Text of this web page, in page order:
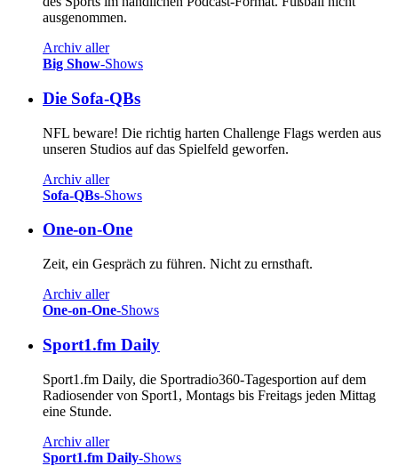
ausgenommen.
Archiv aller
Big Show-Shows
Die Sofa-QBs
NFL beware! Die richtig harten Challenge Flags werden aus
unseren Studios auf das Spielfeld geworfen.
Archiv aller
Sofa-QBs-Shows
One-on-One
Zeit, ein Gespräch zu führen. Nicht zu ernsthaft.
Archiv aller
One-on-One-Shows
Sport1.fm Daily
Sport1.fm Daily, die Sportradio360-Tagesportion auf dem
Radiosender von Sport1, Montags bis Freitags jeden Mittag
eine Stunde.
Archiv aller
Sport1.fm Daily-Shows